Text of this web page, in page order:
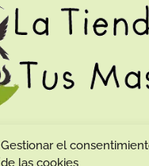
Gestionar el
de las cookies